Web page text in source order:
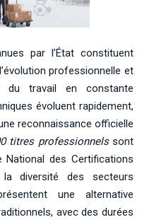
par l’État constituent
professionnelle et
du travail en constante
évoluent rapidement,
reconnaissance officielle
titres professionnelssont
National des Certifications
la diversité des secteurs
une alternative
avec des durées